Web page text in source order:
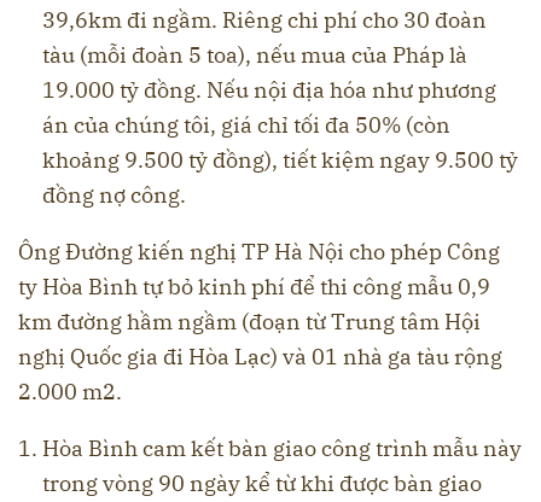
39,6km đi ngầm. Riêng chi phí cho 30 đoàn
tàu (mỗi đoàn 5 toa), nếu mua của Pháp là
19.000 tỷ đồng. Nếu nội địa hóa như phương
án của chúng tôi, giá chỉ tối đa 50% (còn
khoảng 9.500 tỷ đồng), tiết kiệm ngay 9.500 tỷ
đồng nợ công.
Ông Đường kiến nghị TP Hà Nội cho phép Công
ty Hòa Bình tự bỏ kinh phí để thi công mẫu 0,9
km đường hầm ngầm (đoạn từ Trung tâm Hội
nghị Quốc gia đi Hòa Lạc) và 01 nhà ga tàu rộng
2.000 m2.
Hòa Bình cam kết bàn giao công trình mẫu này
trong vòng 90 ngày kể từ khi được bàn giao